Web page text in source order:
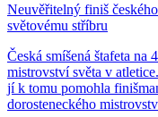
Neuvěřitelný finiš
světovému stříbru
Česká smíšená štafeta na
mistrovství světa v
jí k tomu pomohla
dorosteneckého